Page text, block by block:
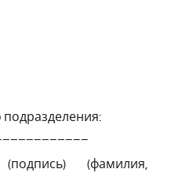
подразделения: